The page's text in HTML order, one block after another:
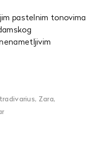
pastelnim tonovima
Zara,